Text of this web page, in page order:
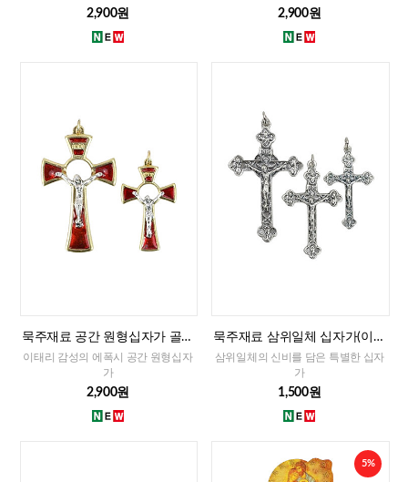
2,900원 2,900원
묵주재료 공간 원형십자가 골드
레드(이태리)-대,소
이태리 감성의 에폭시 공간 원형십자
가
2,900원
묵주재료 삼위일체 십자가(이태
리)-대,중,소
삼위일체의 신비를 담은 특별한 십자
가
1,500원
5%